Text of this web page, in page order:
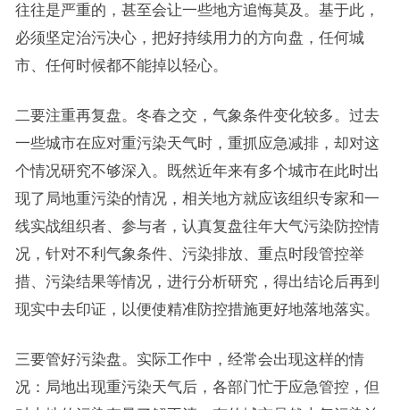
往往是严重的，甚至会让一些地方追悔莫及。基于此，
必须坚定治污决心，把好持续用力的方向盘，任何城
市、任何时候都不能掉以轻心。
二要注重再复盘。冬春之交，气象条件变化较多。过去
一些城市在应对重污染天气时，重抓应急减排，却对这
个情况研究不够深入。既然近年来有多个城市在此时出
现了局地重污染的情况，相关地方就应该组织专家和一
线实战组织者、参与者，认真复盘往年大气污染防控情
况，针对不利气象条件、污染排放、重点时段管控举
措、污染结果等情况，进行分析研究，得出结论后再到
现实中去印证，以便使精准防控措施更好地落地落实。
三要管好污染盘。实际工作中，经常会出现这样的情
况：局地出现重污染天气后，各部门忙于应急管控，但